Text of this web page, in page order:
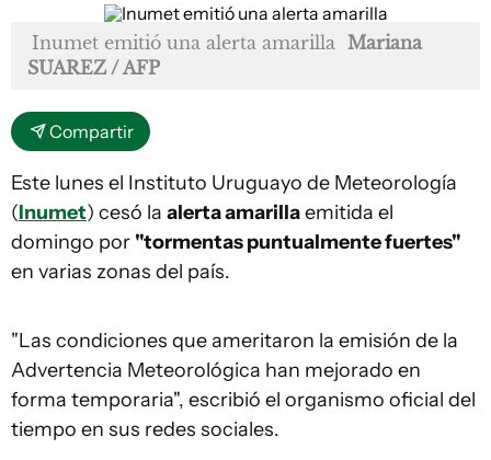
Inumet emitió una alerta amarilla Mariana
SUAREZ / AFP
Compartir
Este lunes el Instituto Uruguayo de Meteorología
(Inumet) cesó la alerta amarillaemitida el
domingo por "tormentas puntualmente fuertes"
en varias zonas del país.
"Las condiciones que ameritaron la emisión de la
Advertencia Meteorológica han mejorado en
forma temporaria", escribió el organismo oficial del
tiempo en sus redes sociales.